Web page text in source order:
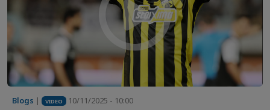
Blogs | VIDEO 10/11/2025 - 10:00